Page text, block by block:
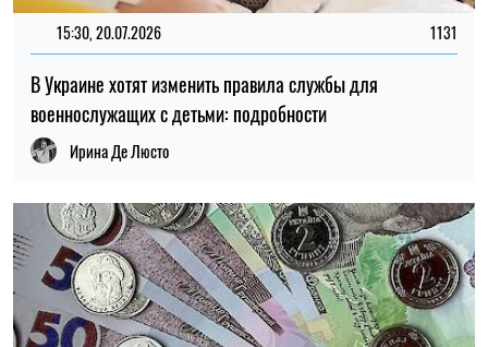
15:30, 20.07.2026 1131
В Украине хотят изменить правила службы для
военнослужащих с детьми: подробности
Ирина Де Люсто